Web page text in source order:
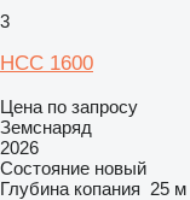
3
НСС 1600
Цена по запросу
Земснаряд
2026
Состояние новый
Глубина копания 25 м